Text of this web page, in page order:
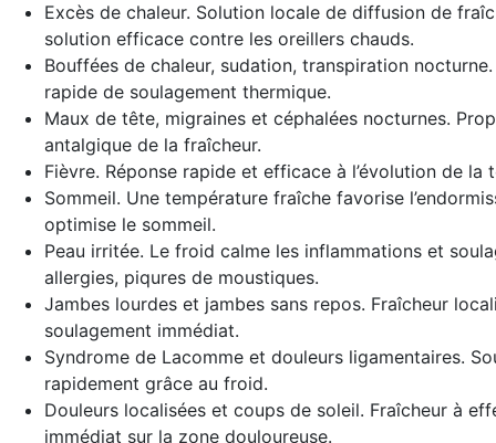
Excès de chaleur. Solution locale de diffusion de
solution efficace contre les oreillers chauds.
Bouffées de chaleur, sudation, transpiration
rapide de soulagement thermique.
Maux de tête, migraines et céphalées nocturnes.
antalgique de la fraîcheur.
Fièvre. Réponse rapide et efficace à l’évolution de la
Sommeil. Une température fraîche favorise
optimise le sommeil.
Peau irritée. Le froid calme les inflammations et
allergies, piqures de moustiques.
Jambes lourdes et jambes sans repos. Fraîcheur
soulagement immédiat.
Syndrome de Lacomme et douleurs ligamentaires.
rapidement grâce au froid.
Douleurs localisées et coups de soleil. Fraîcheur à
immédiat sur la zone douloureuse.